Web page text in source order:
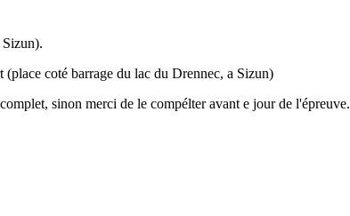
coté barrage du lac du Drennec, a Sizun)
sinon merci de le compélter avant e jour de l'épreuve.